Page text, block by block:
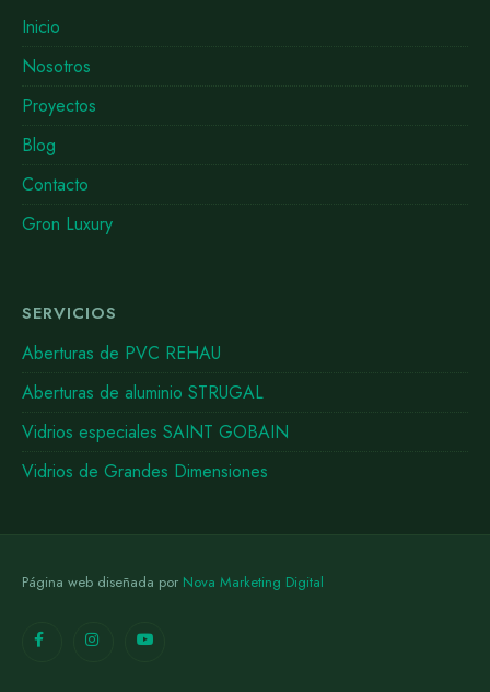
Inicio
Nosotros
Proyectos
Blog
Contacto
Gron Luxury
SERVICIOS
Aberturas de PVC REHAU
Aberturas de aluminio STRUGAL
Vidrios especiales SAINT GOBAIN
Vidrios de Grandes Dimensiones
Página web diseñada por Nova Marketing Digital